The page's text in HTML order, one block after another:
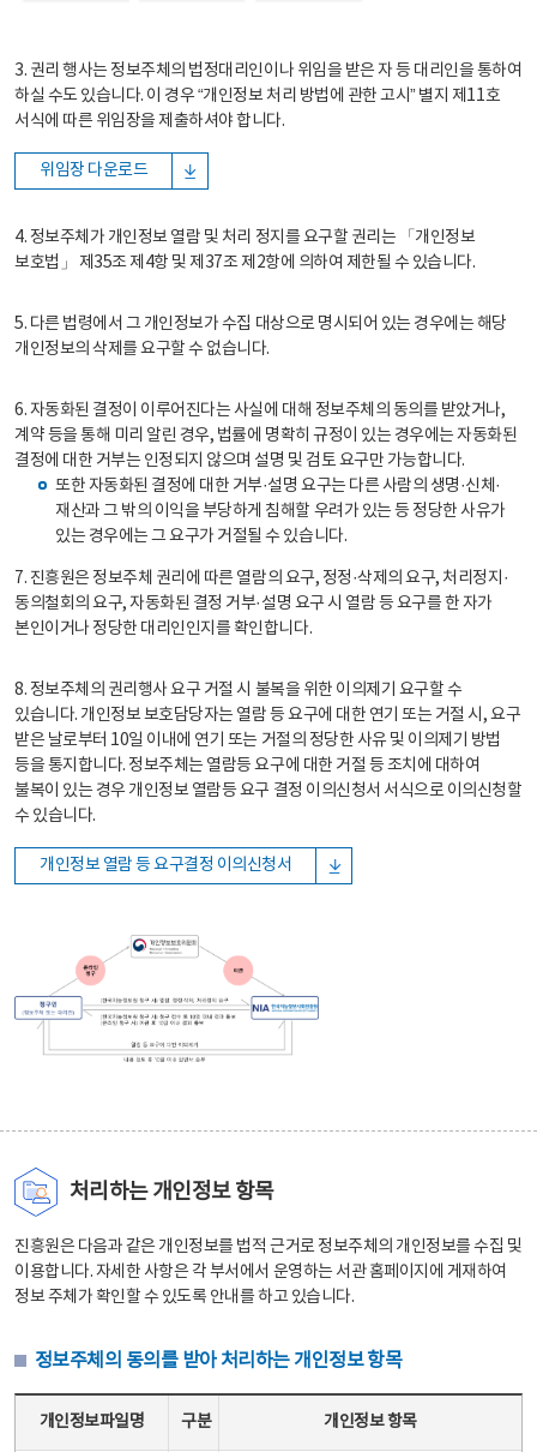
3. 권리 행사는 정보주체의 법정대리인이나 위임을 받은 자 등 대리인을 통하여
하실 수도 있습니다. 이 경우 “개인정보 처리 방법에 관한 고시” 별지 제11호
서식에 따른 위임장을 제출하셔야 합니다.
위임장 다운로드
4. 정보주체가 개인정보 열람 및 처리 정지를 요구할 권리는 「개인정보
보호법」 제35조 제4항 및 제37조 제2항에 의하여 제한될 수 있습니다.
5. 다른 법령에서 그 개인정보가 수집 대상으로 명시되어 있는 경우에는 해당
개인정보의 삭제를 요구할 수 없습니다.
6. 자동화된 결정이 이루어진다는 사실에 대해 정보주체의 동의를 받았거나,
계약 등을 통해 미리 알린 경우, 법률에 명확히 규정이 있는 경우에는 자동화된
결정에 대한 거부는 인정되지 않으며 설명 및 검토 요구만 가능합니다.
또한 자동화된 결정에 대한 거부·설명 요구는 다른 사람의 생명·신체·
재산과 그 밖의 이익을 부당하게 침해할 우려가 있는 등 정당한 사유가
있는 경우에는 그 요구가 거절될 수 있습니다.
7. 진흥원은 정보주체 권리에 따른 열람의 요구, 정정·삭제의 요구, 처리정지·
동의철회의 요구, 자동화된 결정 거부·설명 요구 시 열람 등 요구를 한 자가
본인이거나 정당한 대리인인지를 확인합니다.
8. 정보주체의 권리행사 요구 거절 시 불복을 위한 이의제기 요구할 수
있습니다. 개인정보 보호담당자는 열람 등 요구에 대한 연기 또는 거절 시, 요구
받은 날로부터 10일 이내에 연기 또는 거절의 정당한 사유 및 이의제기 방법
등을 통지합니다. 정보주체는 열람등 요구에 대한 거절 등 조치에 대하여
불복이 있는 경우 개인정보 열람등 요구 결정 이의신청서 서식으로 이의신청할
수 있습니다.
개인정보 열람 등 요구결정 이의신청서
처리하는 개인정보 항목
진흥원은 다음과 같은 개인정보를 법적 근거로 정보주체의 개인정보를 수집 및
이용합니다. 자세한 사항은 각 부서에서 운영하는 서관 홈페이지에 게재하여
정보 주체가 확인할 수 있도록 안내를 하고 있습니다.
정보주체의 동의를 받아 처리하는 개인정보 항목
개인정보파일명 구분 개인정보 항목